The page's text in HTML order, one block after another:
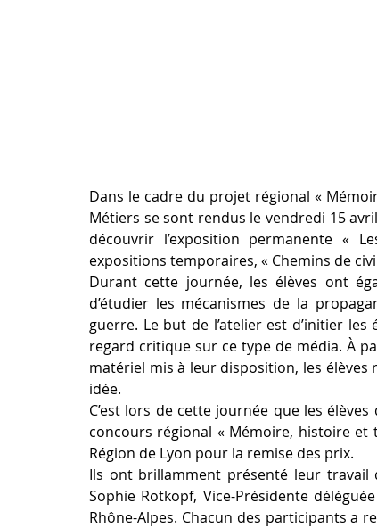
Dans le cadre du projet régional «
Métiers se sont rendus le vendredi 15
découvrir l’exposition permanente «
expositions temporaires, « Chemins de
Durant cette journée, les élèves ont
d’étudier les mécanismes de la
guerre. Le but de l’atelier est d’initier
regard critique sur ce type de média. À
matériel mis à leur disposition, les
idée.
C’est lors de cette journée que les
concours régional « Mémoire, histoire et
Région de Lyon pour la remise des prix.
Ils ont brillamment présenté leur
Sophie Rotkopf, Vice-Présidente
Rhône-Alpes. Chacun des participants a